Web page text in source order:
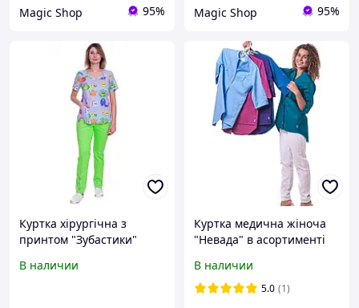
Magic Shop 95% Magic Shop 95%
Куртка хірургічна з
принтом "Зубастики"
В наличии
Куртка медична жіноча
"Невада" в асортименті
В наличии
5.0 (1)